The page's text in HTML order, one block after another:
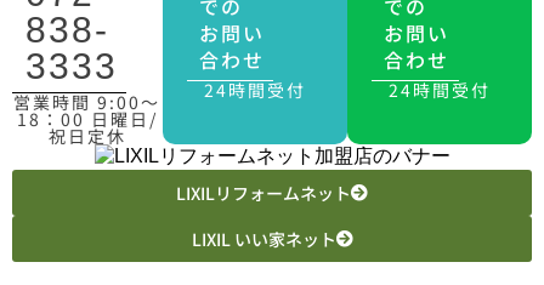
838-
3333
営業時間 9:00〜
18：00 日曜日/
祝日定休
お問い
合わせ
24時間受付
お問い
合わせ
24時間受付
LIXILリフォームネット
LIXIL いい家ネット